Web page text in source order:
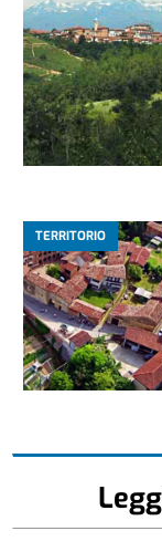
TERRITORIO